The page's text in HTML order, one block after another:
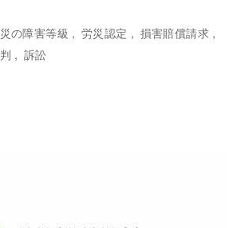
の障害等級 労災認定
損害賠償請求
訴訟